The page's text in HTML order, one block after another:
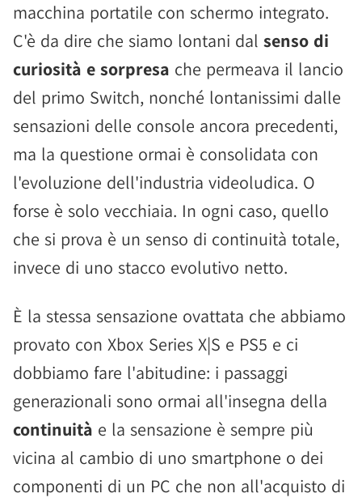
macchina portatile con schermo integrato.
C'è da dire che siamo lontani dal senso di
curiosità e sorpresa che permeava il lancio
del primo Switch, nonché lontanissimi dalle
sensazioni delle console ancora precedenti,
ma la questione ormai è consolidata con
l'evoluzione dell'industria videoludica. O
forse è solo vecchiaia. In ogni caso, quello
che si prova è un senso di continuità totale,
invece di uno stacco evolutivo netto.
È la stessa sensazione ovattata che abbiamo
provato con Xbox Series X|S e PS5 e ci
dobbiamo fare l'abitudine: i passaggi
generazionali sono ormai all'insegna della
continuità e la sensazione è sempre più
vicina al cambio di uno smartphone o dei
componenti di un PC che non all'acquisto di